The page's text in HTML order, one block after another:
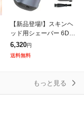
【新品登場!】スキンヘ
ッド用シェーバー 6Dス
キンヘッド シェーバー
マグネット着脱式 ハゲ
6,320円
送料無料
もっと見る